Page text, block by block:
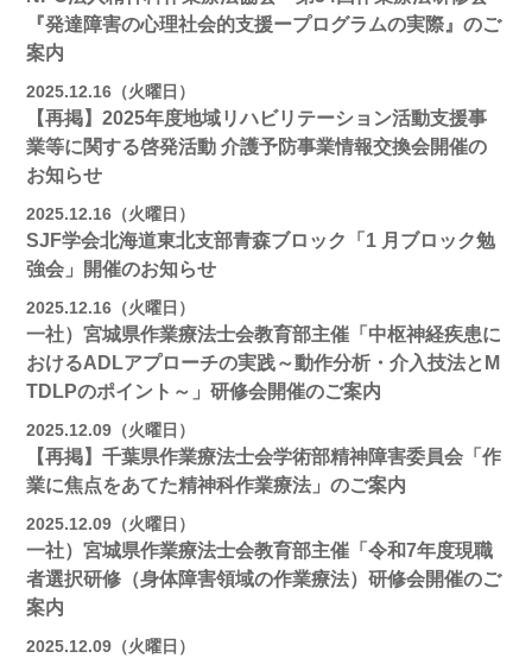
『発達障害の心理社会的支援ープログラムの実際』のご
案内
2025.12.16（火曜日）
【再掲】2025年度地域リハビリテーション活動⽀援事
業等に関する啓発活動 介護予防事業情報交換会開催の
お知らせ
2025.12.16（火曜日）
SJF学会北海道東北支部⻘森ブロック「1 月ブロック勉
強会」開催のお知らせ
2025.12.16（火曜日）
一社）宮城県作業療法士会教育部主催「中枢神経疾患に
おけるADLアプローチの実践～動作分析・介入技法とM
TDLPのポイント～」研修会開催のご案内
2025.12.09（火曜日）
【再掲】千葉県作業療法士会学術部精神障害委員会「作
業に焦点をあてた精神科作業療法」のご案内
2025.12.09（火曜日）
一社）宮城県作業療法士会教育部主催「令和7年度現職
者選択研修（身体障害領域の作業療法）研修会開催のご
案内
2025.12.09（火曜日）